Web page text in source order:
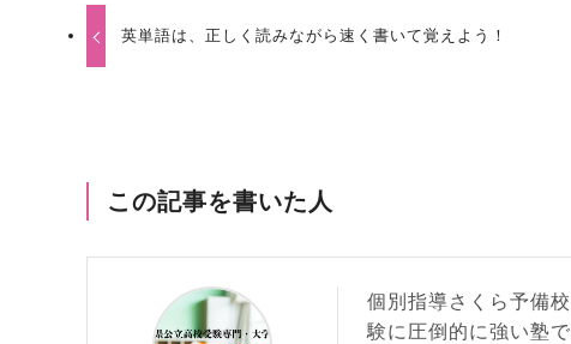
英単語は、正しく読みながら速く書いて覚えよう！
この記事を書いた人
個別指導さくら予備
験に圧倒的に強い塾で